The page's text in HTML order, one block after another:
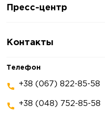
Отзывы о компании
Пресс-центр
Статьи
Контакты
Телефон
+38 (067) 822-85-58
+38 (048) 752-85-58